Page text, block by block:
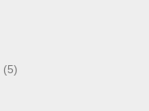
(5)